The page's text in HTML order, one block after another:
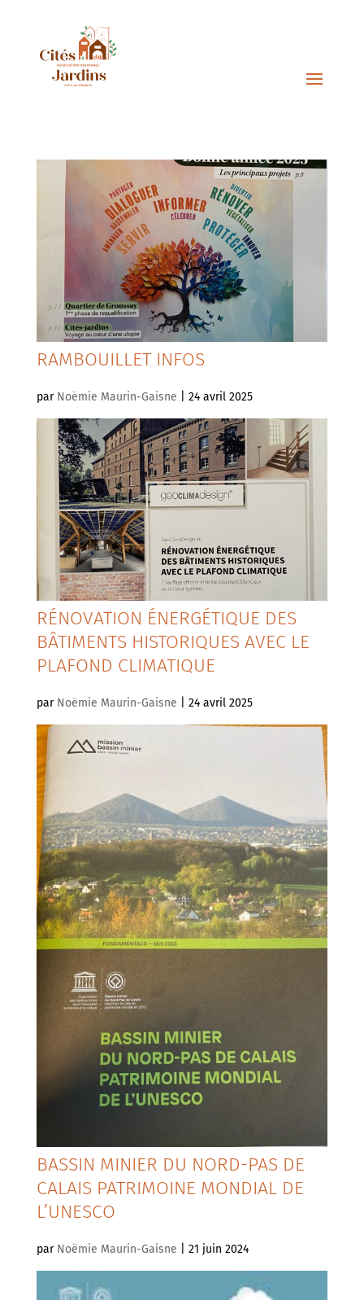
RAMBOUILLET INFOS
par Noëmie Maurin-Gaisne 24 avril 2025
RÉNOVATION ÉNERGÉTIQUE DES
BÂTIMENTS HISTORIQUES AVEC LE
PLAFOND CLIMATIQUE
par Noëmie Maurin-Gaisne 24 avril 2025
BASSIN MINIER DU NORD-PAS DE
CALAIS PATRIMOINE MONDIAL DE
L’UNESCO
par Noëmie Maurin-Gaisne 21 juin 2024